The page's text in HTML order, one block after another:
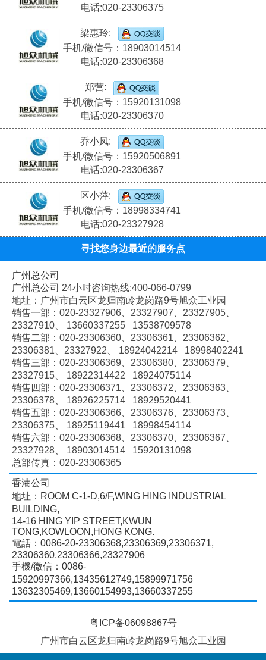
电话:020-23306375
梁惠玲:
手机/微信号：18903014514
电话:020-23306368
郑营:
手机/微信号：15920131098
电话:020-23306370
乔小凤:
手机/微信号：15920506891
电话:020-23306367
区小萍:
手机/微信号：18998334741
电话:020-23327928
寻找您身边最近的服务点
广州总公司
广州总公司 24小时咨询热线:400-066-0799
地址：广州市白云区龙归南岭龙岗路9号旭众工业园
销售一部：020-23327906、 23327907、 23327905、
23327910、
13660337255 13538709578
销售二部：020-23306360、 23306361、 23306362、
23306381、 23327922、
18924042214 18998402241
销售三部：020-23306369、 23306380、 23306379、
23327915、
18922314422 18924075114
销售四部：020-23306371、 23306372、 23306363、
23306378、
18926225714 18929520441
销售五部：020-23306366、 23306376、 23306373、
23306375、
18925119441 18998454114
销售六部：020-23306368、 23306370、 23306367、
23327928、
18903014514 15920131098
总部传真：020-23306365
香港公司
地址：ROOM C-1-D,6/F,WING HING INDUSTRIAL
BUILDING,
14-16 HING YIP STREET,KWUN
TONG,KOWLOON,HONG KONG.
電話：0086-20-23306368,23306369,23306371,
23306360,23306366,23327906
手機/微信：0086-
15920997366,13435612749,15899971756
13632305469,13660154993,13660337255
粤ICP备06098867号
广州市白云区龙归南岭龙岗路9号旭众工业园